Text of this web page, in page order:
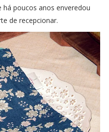
poucos anos enveredou
de recepcionar.